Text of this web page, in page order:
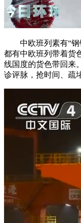
中欧班列素有“钢
都有中欧班列带着货
线国度的货色带回来
诊评脉，抢时间、疏